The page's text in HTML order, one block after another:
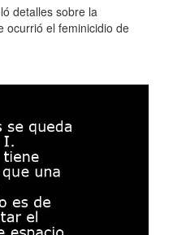
detalles sobre la
ocurrió el feminicidio de